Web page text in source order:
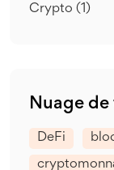
Crypto (1)
Nuage de
DeFi